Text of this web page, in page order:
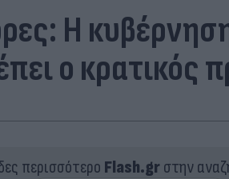
Η κυβέρνηση
ο κρατικός
περισσότερο Flash.grστην